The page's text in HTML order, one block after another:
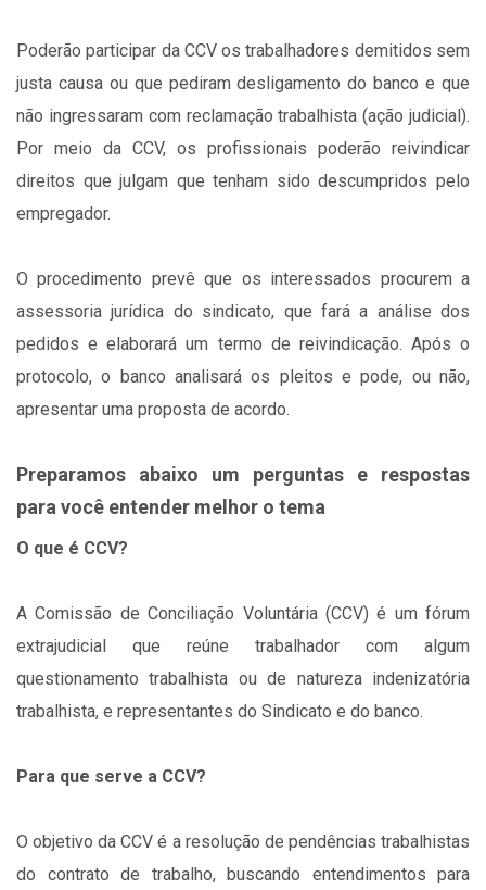
Poderão participar da CCV os trabalhadores demitidos sem
justa causa ou que pediram desligamento do banco e que
não ingressaram com reclamação trabalhista (ação judicial).
Por meio da CCV, os profissionais poderão reivindicar
direitos que julgam que tenham sido descumpridos pelo
empregador.
O procedimento prevê que os interessados procurem a
assessoria jurídica do sindicato, que fará a análise dos
pedidos e elaborará um termo de reivindicação. Após o
protocolo, o banco analisará os pleitos e pode, ou não,
apresentar uma proposta de acordo.
Preparamos abaixo um perguntas e respostas
para você entender melhor o tema
O que é CCV?
A Comissão de Conciliação Voluntária (CCV) é um fórum
extrajudicial que reúne trabalhador com algum
questionamento trabalhista ou de natureza indenizatória
trabalhista, e representantes do Sindicato e do banco.
Para que serve a CCV?
O objetivo da CCV é a resolução de pendências trabalhistas
do contrato de trabalho, buscando entendimentos para